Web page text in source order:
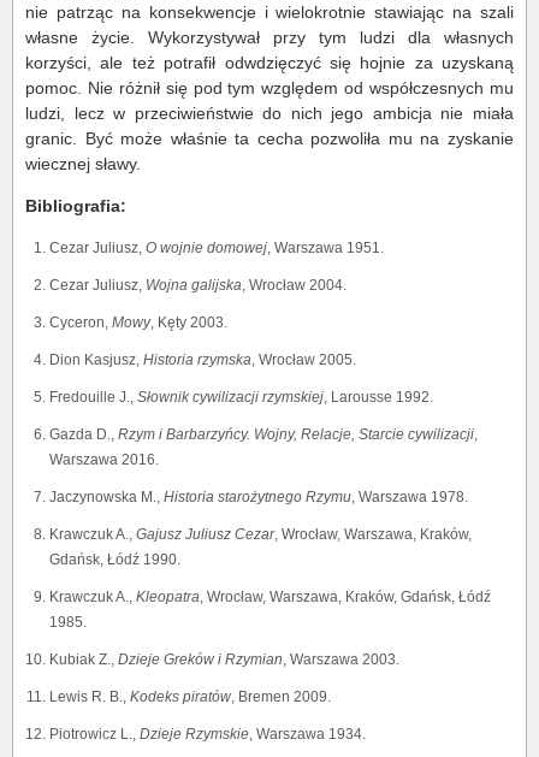
nie patrząc na konsekwencje i wielokrotnie stawiając na szali
własne życie. Wykorzystywał przy tym ludzi dla własnych
korzyści, ale też potrafił odwdzięczyć się hojnie za uzyskaną
pomoc. Nie różnił się pod tym względem od współczesnych mu
ludzi, lecz w przeciwieństwie do nich jego ambicja nie miała
granic. Być może właśnie ta cecha pozwoliła mu na zyskanie
wiecznej sławy.
Bibliografia:
Cezar Juliusz, O wojnie domowej, Warszawa 1951.
Cezar Juliusz, Wojna galijska, Wrocław 2004.
Cyceron, Mowy, Kęty 2003.
Dion Kasjusz, Historia rzymska, Wrocław 2005.
Fredouille J., Słownik cywilizacji rzymskiej, Larousse 1992.
Gazda D., Rzym i Barbarzyńcy. Wojny, Relacje, Starcie cywilizacji,
Warszawa 2016.
Jaczynowska M., Historia starożytnego Rzymu, Warszawa 1978.
Krawczuk A., Gajusz Juliusz Cezar, Wrocław, Warszawa, Kraków,
Gdańsk, Łódź 1990.
Krawczuk A., Kleopatra, Wrocław, Warszawa, Kraków, Gdańsk, Łódź
1985.
Kubiak Z., Dzieje Greków i Rzymian, Warszawa 2003.
Lewis R. B., Kodeks piratów, Bremen 2009.
Piotrowicz L., Dzieje Rzymskie, Warszawa 1934.